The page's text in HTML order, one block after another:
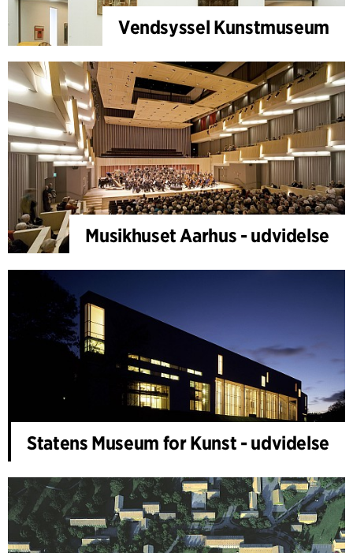
Vendsyssel Kunstmuseum
Musikhuset Aarhus - udvidelse
Statens Museum for Kunst - udvidelse